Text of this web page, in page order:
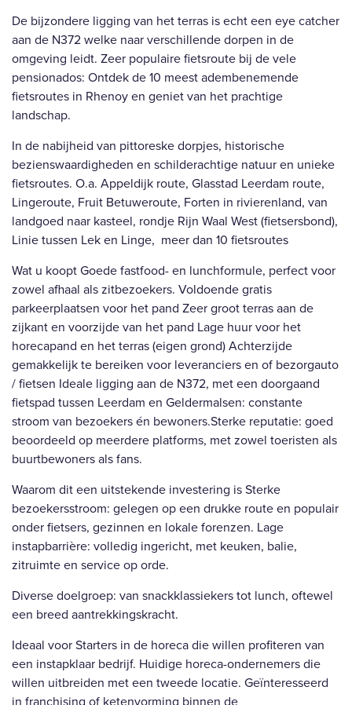
De bijzondere ligging van het terras is echt een eye catcher
aan de N372 welke naar verschillende dorpen in de
omgeving leidt. Zeer populaire fietsroute bij de vele
pensionados: Ontdek de 10 meest adembenemende
fietsroutes in Rhenoy en geniet van het prachtige
landschap.
In de nabijheid van pittoreske dorpjes, historische
bezienswaardigheden en schilderachtige natuur en unieke
fietsroutes. O.a. Appeldijk route, Glasstad Leerdam route,
Lingeroute, Fruit Betuweroute, Forten in rivierenland, van
landgoed naar kasteel, rondje Rijn Waal West (fietsersbond),
Linie tussen Lek en Linge, meer dan 10 fietsroutes
Wat u koopt Goede fastfood- en lunchformule, perfect voor
zowel afhaal als zitbezoekers. Voldoende gratis
parkeerplaatsen voor het pand Zeer groot terras aan de
zijkant en voorzijde van het pand Lage huur voor het
horecapand en het terras (eigen grond) Achterzijde
gemakkelijk te bereiken voor leveranciers en of bezorgauto
/ fietsen Ideale ligging aan de N372, met een doorgaand
fietspad tussen Leerdam en Geldermalsen: constante
stroom van bezoekers én bewoners.Sterke reputatie: goed
beoordeeld op meerdere platforms, met zowel toeristen als
buurtbewoners als fans.
Waarom dit een uitstekende investering is Sterke
bezoekersstroom: gelegen op een drukke route en populair
onder fietsers, gezinnen en lokale forenzen. Lage
instapbarrière: volledig ingericht, met keuken, balie,
zitruimte en service op orde.
Diverse doelgroep: van snackklassiekers tot lunch, oftewel
een breed aantrekkingskracht.
Ideaal voor Starters in de horeca die willen profiteren van
een instapklaar bedrijf. Huidige horeca-ondernemers die
willen uitbreiden met een tweede locatie. Geïnteresseerd
in franchising of ketenvorming binnen de